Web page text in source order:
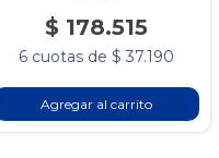
$ 178.515
6 cuotas de $ 37.190
Agregar al carrito